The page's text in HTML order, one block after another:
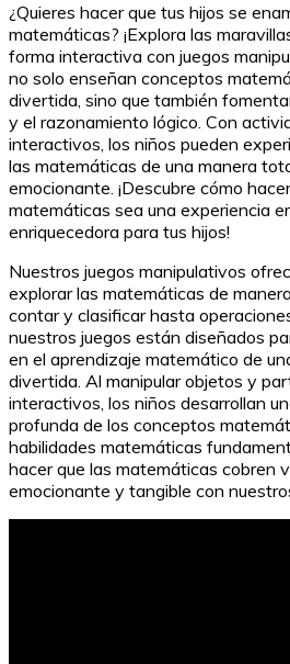
¿Quieres hacer que tus hijos se
matemáticas? ¡Explora las
forma interactiva con juegos
no solo enseñan conceptos
divertida, sino que también
y el razonamiento lógico. Con
interactivos, los niños pueden
las matemáticas de una manera
emocionante. ¡Descubre cómo
matemáticas sea una experiencia
enriquecedora para tus hijos!
Nuestros juegos manipulativos
explorar las matemáticas de
contar y clasificar hasta
nuestros juegos están diseñados
en el aprendizaje matemático de
divertida. Al manipular objetos y
interactivos, los niños desarrollan
profunda de los conceptos
habilidades matemáticas
hacer que las matemáticas cobren
emocionante y tangible con